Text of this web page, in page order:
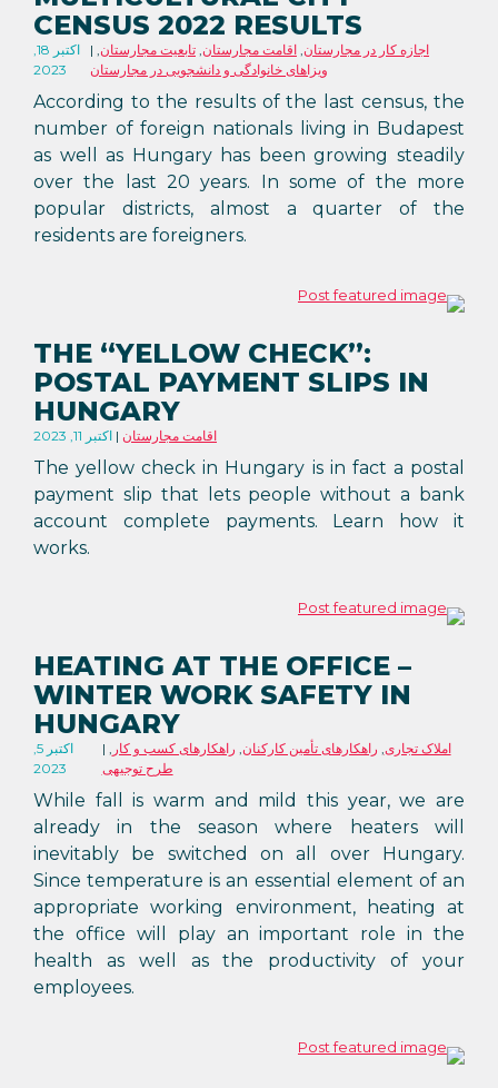
CENSUS 2022 RESULTS
اکتبر 18,
2023
اجازه کار در مجارستان,اقامت مجارستان,تابعیت مجارستان,
ویزاهای خانوادگی و دانشجویی در مجارستان
According to the results of the last census, the
number of foreign nationals living in Budapest
as well as Hungary has been growing steadily
over the last 20 years. In some of the more
popular districts, almost a quarter of the
residents are foreigners.
THE “YELLOW CHECK”:
POSTAL PAYMENT SLIPS IN
HUNGARY
اکتبر 11, 2023 اقامت مجارستان
The yellow check in Hungary is in fact a postal
payment slip that lets people without a bank
account complete payments. Learn how it
works.
HEATING AT THE OFFICE –
WINTER WORK SAFETY IN
HUNGARY
اکتبر 5,
2023
املاک تجاری, راهکارهای تأمین کارکنان, راهکارهای کسب و کار ,
طرح توجیهی
While fall is warm and mild this year, we are
already in the season where heaters will
inevitably be switched on all over Hungary.
Since temperature is an essential element of an
appropriate working environment, heating at
the office will play an important role in the
health as well as the productivity of your
employees.